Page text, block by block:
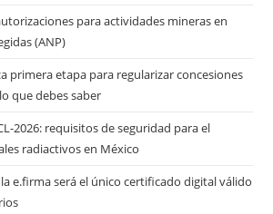
para actividades mineras en
(ANP)
primera etapa para regularizar concesiones
que debes saber
2026: requisitos de seguridad para el
radiactivos en México
la e.firma será el único certificado digital válido